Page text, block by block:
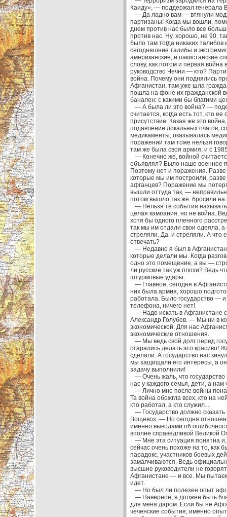
Каиду», — поддержал генерала
— Да ладно вам — втянули
партизаны! Когда мы вошли,
днем против нас было все
против нас. Ну, хорошо, не 90,
было там тогда никаких
сегодняшние талибы и
американские, и пакистанские
слову, как потом и первая
руководство Чечни — кто?
война. Почему они поднялись
Афганистан, там уже шла
пошла на фоне их гражданской
банален: с какими бы благими
— А была ли это война? —
считается, когда есть тот, кто
присутствие. Какая же это
подавление локальных очагов,
медикаменты, оказывалась
поражении там тоже нельзя
там же была своя армия, и с
— Конечно же, войной
объявлял? Было наше военное
Поэтому нет и поражения.
которые мы им построили,
афганцев? Поражение мы
вышли оттуда так, —
потом вышло так же: бросили на
— Нельзя те события
целая кампания, но не война.
хотя бы одного пленного
так мы им отдали свои одеяла, а
стреляли. Да, и стреляли. А что
отвечать?
— Недавно я был в
которые делали мы. Когда
одно это помещение, а вы —
ли русские так уж плохи? Ведь
штурмовые удары.
— Главное, сегодня в
них была армия, хорошо
работала. Было государство — и
телефона, ничего нет!
— Надо искать в Афганистане
Александр Голубев. — Мы ни в
экономической. Для нас
экономические отношения.
— Мы ведь свой долг перед
старались делать это красиво!
сделали. А государство нас
мы защищали его интересы, а
задачу выполнили!
— Очень жаль, что
нас у каждого семья, дети, а
— Лично мне после войны
Та война обожгла всех, кто на
кто работал, а кто служил...
— Государство должно
Вощевоз. — Но сегодня
именно выводами об
вполне справедливой Великой
— Мне эта ситуация понятна
сейчас очень похоже на то, как
парадокс, участников боевых
замалчиваются. Ведь
высшие руководители не
Афганистане — и все. Мы
идет.
— Но был ли полезен опыт
— Наверное, я должен быть
для меня даром. Если бы не
чеченские события, именно